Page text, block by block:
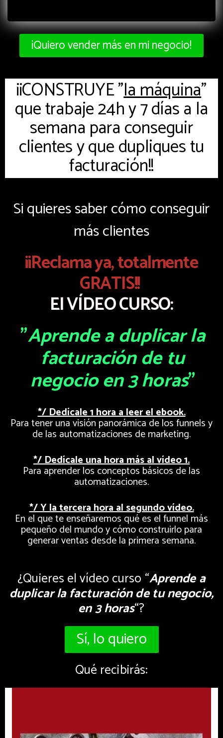
¡Quiero vender más en mi negocio!
¡¡CONSTRUYE "la máquina"
que trabaje 24h y 7 días a la
semana para conseguir
clientes y que dupliques tu
facturación!!
Si quieres saber cómo conseguir
más clientes
¡¡Reclama ya, totalmente
GRATIS!!
El VÍDEO CURSO:
"Aprende a duplicar la
facturación de tu
negocio en 3 horas"
*/ Dedícale 1 hora a leer el ebook.
Para tener una visión panorámica de los funnels y
de las automatizaciones de marketing.
*/ Dedícale una hora más al vídeo 1.
Para aprender los conceptos básicos de las
automatizaciones.
*/ Y la tercera hora al segundo vídeo.
En el que te enseñaremos qué es el funnel más
pequeño del mundo y cómo construirlo para
generar ventas desde la primera semana.
¿Quieres el vídeo curso “Aprende a
duplicar la facturación de tu negocio,
en 3 horas“?
Sí, lo quiero
Qué recibirás: